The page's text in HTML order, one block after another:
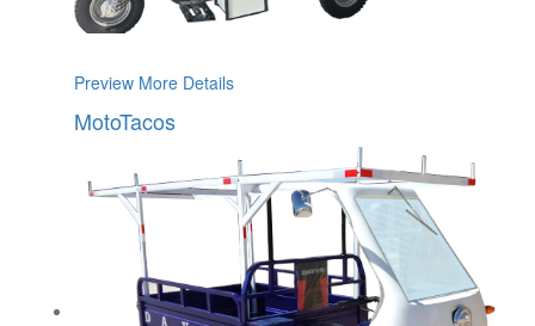
Preview More Details
MotoTacos